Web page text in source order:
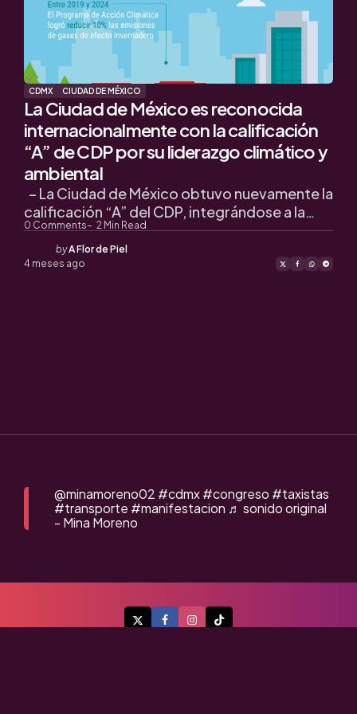
CDMX CIUDAD DE MÉXICO
La Ciudad de México es reconocida
internacionalmente con la calificación
“A” de CDP por su liderazgo climático y
ambiental
0 Comments 2 Min Read
– La Ciudad de México obtuvo nuevamente la
calificación “A” del CDP, integrándose a la…
Posted
by
byA Flor de Piel
4 meses ago
@minamoreno02 #cdmx#congreso #taxistas
#transporte #manifestacion ♬ sonido original
- Mina Moreno